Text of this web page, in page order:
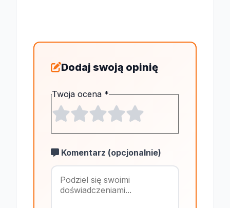
Dodaj swoją opinię
Twoja ocena *
Komentarz (opcjonalnie)
Maksymalnie